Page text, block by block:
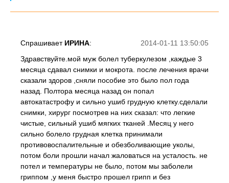
2014-01-11 13:50:05
Спрашивает ИРИНА:
Здравствуйте.мой муж болел туберкулезом ,каждые 3
месяца сдавал снимки и мокрота. после лечения врачи
сказали здоров ,сняли пособие это было пол года
назад. Полтора месяца назад он попал
автокатастрофу и сильно ушиб грудную клетку.сделали
снимки, хирург посмотрев на них сказал: что легкие
чистые, сильный ушиб мягких тканей .Месяц у него
сильно болело грудная клетка принимали
противовоспалительные и обезболивающие уколы,
потом боли прошли начал жаловаться на усталость. не
потел и температуры не было, потом мы заболели
гриппом ,у меня быстро прошел грипп и без